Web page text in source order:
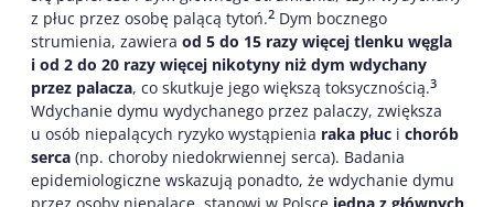
z płuc przez osobę palącą tytoń.2 Dym bocznego
strumienia, zawiera od 5 do 15 razy więcej tlenku węgla
i od 2 do 20 razy więcej nikotyny niż dym wdychany
przez palacza, co skutkuje jego większą toksycznością.3
Wdychanie dymu wydychanego przez palaczy, zwiększa
u osób niepalących ryzyko wystąpienia raka płuc i chorób
serca (np. choroby niedokrwiennej serca). Badania
epidemiologiczne wskazują ponadto, że wdychanie dymu